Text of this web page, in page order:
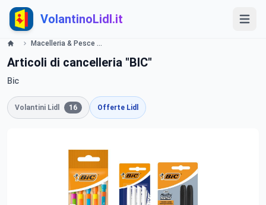
VolantinoLidl.it
Macelleria & Pesce Lidl
Articoli di cancelleria "BIC"
Bic
Volantini Lidl 16 Offerte Lidl